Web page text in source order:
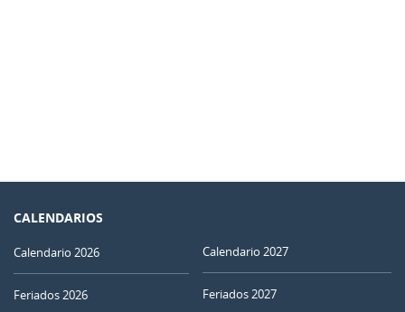
CALENDARIOS
Calendario 2026
Feriados 2026
Calendario 2027
Feriados 2027